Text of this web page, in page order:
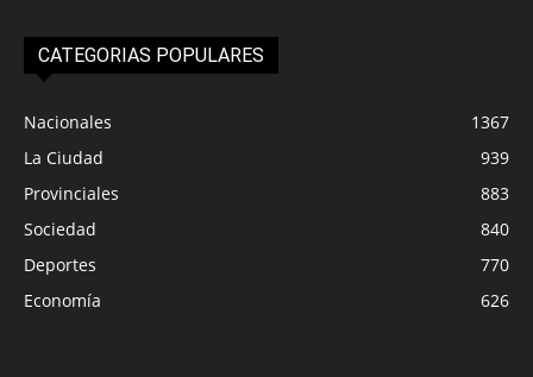
CATEGORIAS POPULARES
Nacionales
1367
La Ciudad
939
Provinciales
883
Sociedad
840
Deportes
770
Economía
626